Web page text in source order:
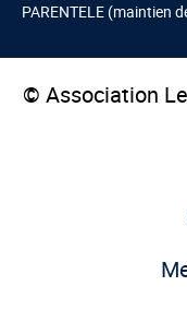
PARENTELE (maintien
© Association